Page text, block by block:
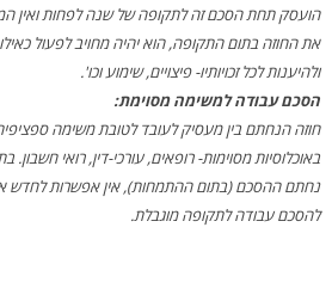
הועסק תחת הסכם זה לתקופה של שנה לפחות ואין
את החוזה בתום התקופה, הוא יהיה מחויב לפעול
ולהיענות לכל זכויותיו- פיצויים, שימוע וכו'.
הסכם עבודה למשימה מסוימת:
חוזה הנחתם בין מעסיק לעובד לטובת משימה
באוכלוסיות מסוימות- רופאים, עורכי-דין, רואי
נחתם ההסכם (בתום ההתמחות), אין אפשרות לחדש
להסכם עבודה לתקופה מוגבלת.